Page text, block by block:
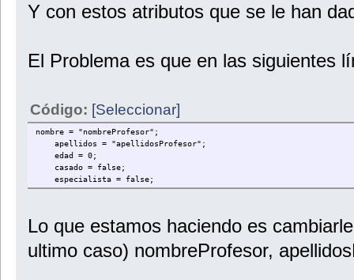
Y con estos atributos que se le han
El Problema es que en las siguientes
Código: [Seleccionar]
nombre = "nombreProfesor";
apellidos = "apellidosProfesor";
edad = 0;
casado = false;
especialista = false;
Lo que estamos haciendo es
ultimo caso) nombreProfesor,